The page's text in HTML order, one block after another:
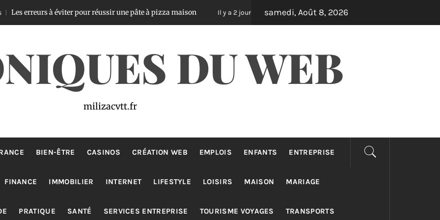
à éviter pour réussir une pâte à pizza maison Il y a 2 jours Assurance auto pro : différences taxi, vtc et loti
samedi, Août 8, 2026
DU WEB
milizacvtt.fr
BIEN-ÊTRE CASINOS CRÉATION WEB EMPLOIS ENFANTS ENTREPRISE
FINANCE IMMOBILIER INTERNET LIFESTYLE LOISIRS MAISON MARIAGE
PRATIQUE SANTÉ SERVICES ENTREPRISE TOURISME VOYAGES TRANSPORTS